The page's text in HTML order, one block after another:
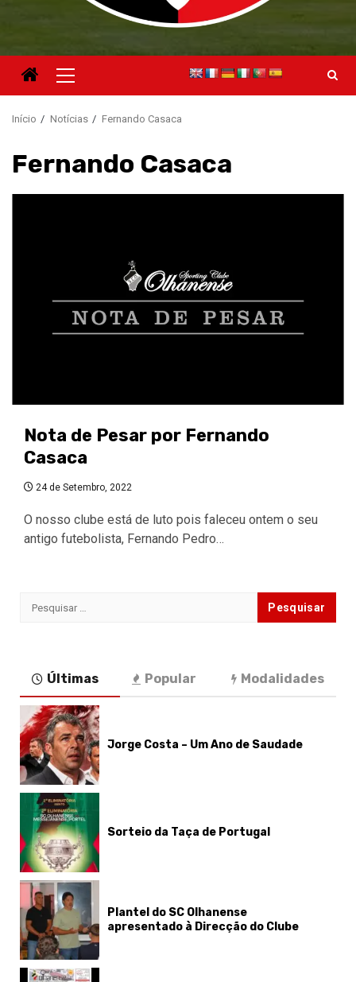
Menu
principal
Início Notícias Fernando Casaca
Fernando Casaca
Nota de Pesar por Fernando
Casaca
24 de Setembro, 2022
O nosso clube está de luto pois faleceu ontem o seu
antigo futebolista, Fernando Pedro…
Pesquisar
Últimas Popular Modalidades
Jorge Costa – Um Ano de Saudade
Sorteio da Taça de Portugal
Plantel do SC Olhanense
apresentado à Direcção do Clube